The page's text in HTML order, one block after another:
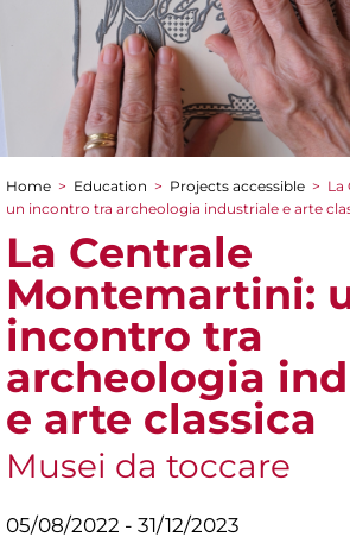
You are here
Home > Education > Projects accessible > La
un incontro tra archeologia industriale e arte
La Centrale
Montemartini:
incontro tra
archeologia
e arte classica
Musei da toccare
05/08/2022 - 31/12/2023